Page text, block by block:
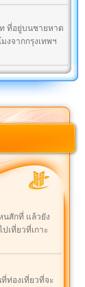
ที่อยู่บนชายหาด
งจากกรุงเทพฯ
นสักที่ แล้วยัง
เที่ยวที่เกาะ
ท่องเที่ยวที่จะ